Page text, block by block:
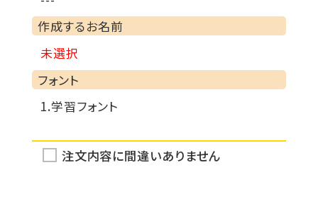
作成するお名前
未選択
フォント
1.学習フォント
注文内容に間違いありません